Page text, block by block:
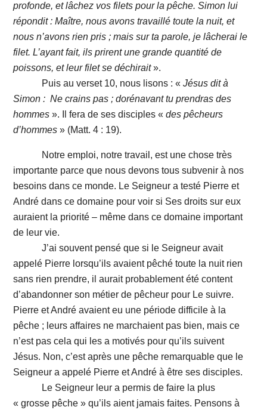
profonde, et lâchez vos filets pour la pêche. Simon lui
répondit : Maître, nous avons travaillé toute la nuit, et
nous n’avons rien pris ; mais sur ta parole, je lâcherai le
filet. L’ayant fait, ils prirent une grande quantité de
poissons, et leur filet se déchirait».
Puis au verset 10, nous lisons : «Jésus dit à
Simon : Ne crains pas ; dorénavant tu prendras des
hommes ». Il fera de ses disciples «des pêcheurs
d’hommes » (Matt. 4 : 19).
Notre emploi, notre travail, est une chose très
importante parce que nous devons tous subvenir à nos
besoins dans ce monde. Le Seigneur a testé Pierre et
André dans ce domaine pour voir si Ses droits sur eux
auraient la priorité – même dans ce domaine important
de leur vie.
J’ai souvent pensé que si le Seigneur avait
appelé Pierre lorsqu’ils avaient pêché toute la nuit rien
sans rien prendre, il aurait probablement été content
d’abandonner son métier de pêcheur pour Le suivre.
Pierre et André avaient eu une période difficile à la
pêche ; leurs affaires ne marchaient pas bien, mais ce
n’est pas cela qui les a motivés pour qu’ils suivent
Jésus. Non, c’est après une pêche remarquable que le
Seigneur a appelé Pierre et André à être ses disciples.
Le Seigneur leur a permis de faire la plus
« grosse pêche » qu’ils aient jamais faites. Pensons à